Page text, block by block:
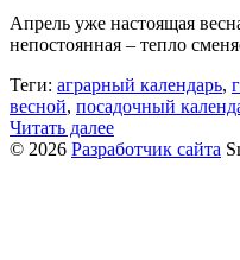
Апрель уже настоящая
непостоянная – тепло
Теги: аграрный календарь,
весной, посадочный
Читать далее
© 2026 Разработчик сайта